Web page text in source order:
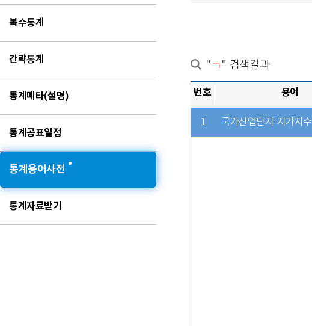
복수통계
간략통계
통계메타(설명)
통계공표일정
통계용어사전
통계자료받기
" ㄱ" 검색결과
번호 용어
1 국가산업단지 지가지수